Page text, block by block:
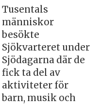
Tusentals
människor
besökte
Sjökvarteret under
Sjödagarna där de
fick ta del av
aktiviteter för
barn, musik och